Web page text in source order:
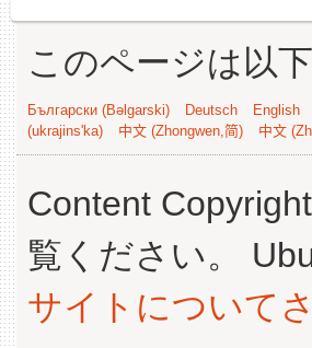
このページは以
Български (Bəlgarski) Deutsch English
(ukrajins'ka)
中文 (Zhongwen,简) 中文
Content
覧ください。
サイトについて